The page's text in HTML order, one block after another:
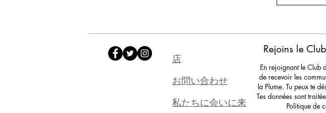
店
お問い合わせ
私たちに会いに来
Rejoins le
En rejoignant le Club
de recevoir les
la Plume. Tu peux te
Tes données sont
Politique de